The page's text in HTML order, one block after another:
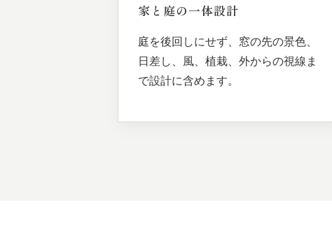
家と 庭の一体設計
庭を後回しにせず、窓の先の景色、
日差し、風、植栽、外からの視線ま
で設計に含めます。